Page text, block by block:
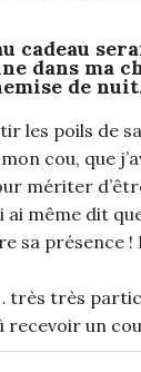
cadeau
dans ma
de
les poils de
cou, que
mériter
ai même dit
sa présence !
très très
recevoir un